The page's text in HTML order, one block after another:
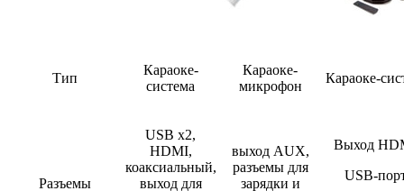
Тип
Караоке-
система
Караоке-
микрофон
Караоке-
Разъемы
USB x2,
HDMI,
коаксиальный,
выход для
выход AUX,
разъемы для
зарядки и
Выход
USB-